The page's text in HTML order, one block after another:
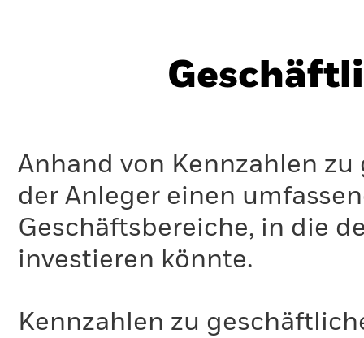
Anhand von Kennzahlen
der Anleger einen
Geschäftsbereiche, in die
investieren könnte.
Kennzahlen zu